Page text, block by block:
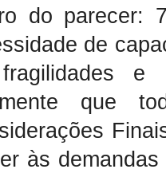
do parecer:
de
fragilidades e
que
às